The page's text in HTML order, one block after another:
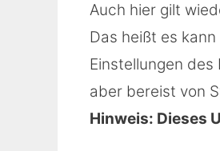
Auch hier gilt
Das heißt es
Einstellungen
aber bereist von
Hinweis: Dieses